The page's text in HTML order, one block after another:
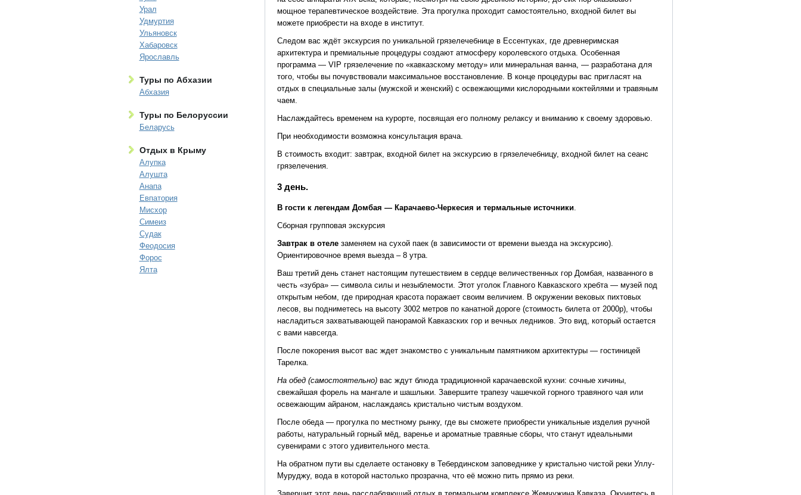
Урал
Удмуртия
Ульяновск
Хабаровск
Ярославль
Туры по Абхазии
Абхазия
Туры по Белоруссии
Беларусь
Отдых в Крыму
Алупка
Алушта
Анапа
Евпатория
Мисхор
Симеиз
Судак
Феодосия
Форос
Ялта
мощное терапевтическое воздействие. Эта прогулка проходит самостоятельно, входной билет вы
можете приобрести на входе в институт.
Следом вас ждёт экскурсия по уникальной грязелечебнице в Ессентуках, где древнеримская
архитектура и премиальные процедуры создают атмосферу королевского отдыха. Особенная
программа — VIP грязелечение по «кавказскому методу» или минеральная ванна, — разработана для
того, чтобы вы почувствовали максимальное восстановление. В конце процедуры вас пригласят на
отдых в специальные залы (мужской и женский) с освежающими кислородными коктейлями и травяным
чаем.
Наслаждайтесь временем на курорте, посвящая его полному релаксу и вниманию к своему здоровью.
При необходимости возможна консультация врача.
В стоимость входит: завтрак, входной билет на экскурсию в грязелечебницу, входной билет на сеанс
грязелечения.
3 день.
В гости к легендам Домбая — Карачаево-Черкесия и термальные источники.
Сборная групповая экскурсия
Завтрак в отелезаменяем на сухой паек (в зависимости от времени выезда на экскурсию).
Ориентировочное время выезда – 8 утра.
Ваш третий день станет настоящим путешествием в сердце величественных гор Домбая, названного в
честь «зубра» — символа силы и незыблемости. Этот уголок Главного Кавказского хребта — музей под
открытым небом, где природная красота поражает своим величием. В окружении вековых пихтовых
лесов, вы подниметесь на высоту 3002 метров по канатной дороге (стоимость билета от 2000р), чтобы
насладиться захватывающей панорамой Кавказских гор и вечных ледников. Это вид, который остается
с вами навсегда.
После покорения высот вас ждет знакомство с уникальным памятником архитектуры — гостиницей
Тарелка.
На обед (самостоятельно)вас ждут блюда традиционной карачаевской кухни: сочные хичины,
свежайшая форель на мангале и шашлыки. Завершите трапезу чашечкой горного травяного чая или
освежающим айраном, наслаждаясь кристально чистым воздухом.
После обеда — прогулка по местному рынку, где вы сможете приобрести уникальные изделия ручной
работы, натуральный горный мёд, варенье и ароматные травяные сборы, что станут идеальными
сувенирами с этого удивительного места.
На обратном пути вы сделаете остановку в Тебердинском заповеднике у кристально чистой реки Уллу-
Муруджу, вода в которой настолько прозрачна, что её можно пить прямо из реки.